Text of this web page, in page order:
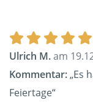
Ulrich M.am
Kommentar:„Es
Feiertage“